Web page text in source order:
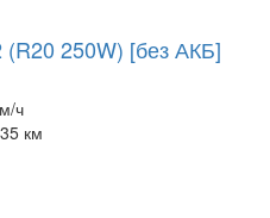
250W) [без АКБ]
ч
35 км